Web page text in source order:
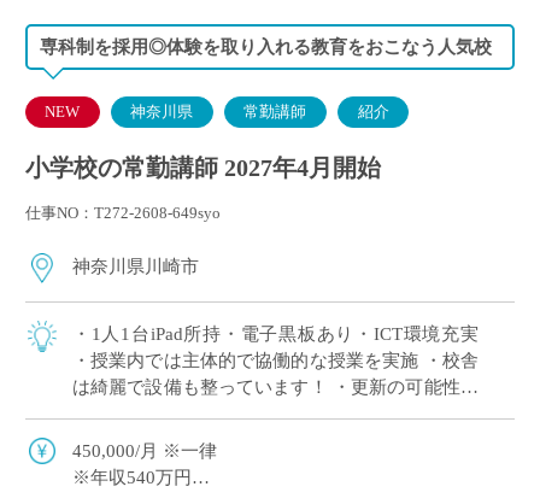
専科制を採用◎体験を取り入れる教育をおこなう人気校
NEW 神奈川県 常勤講師 紹介
小学校の常勤講師 2027年4月開始
仕事NO：T272-2608-649syo
神奈川県川崎市
・1人1台iPad所持・電子黒板あり・ICT環境充実
・授業内では主体的で協働的な授業を実施 ・校舎
は綺麗で設備も整っています！ ・更新の可能性あ
免許を取得済み（取得見込み） […]
450,000/月 ※一律
※年収540万円